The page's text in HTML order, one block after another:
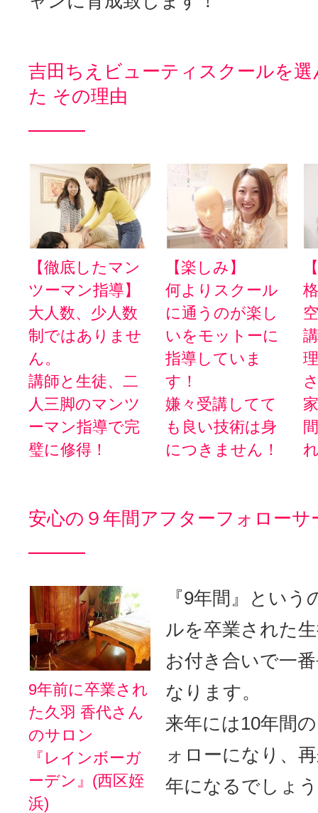
吉田ちえビューティスクールを
た その理由
【徹底したマン
ツーマン指導】
大人数、少人数
制ではありませ
ん。
講師と生徒、二
人三脚のマンツ
ーマン指導で完
璧に修得！
【楽しみ】
何よりスクール
に通うのが楽し
いをモットーに
指導していま
す！
嫌々受講してて
も良い技術は身
につきません！
安心の９年間アフターフォローサ
9年前に卒業され
た久羽 香代さん
のサロン
『レインボーガ
ーデン』(西区姪
浜)
『9年間』とい
ルを卒業された
お付き合いで一
なります。
来年には10年間
ォローになり、
年になるでしょ